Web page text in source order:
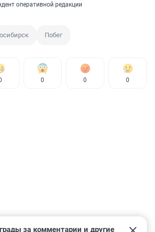
оперативной редакции
Побег
0 0 0
за комментарии и другие